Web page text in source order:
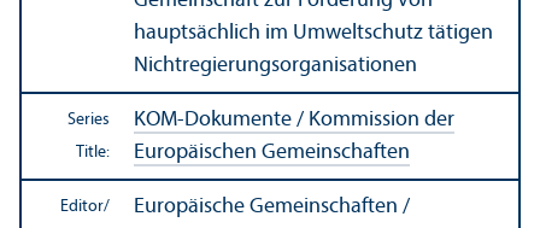
hauptsächlich im Umweltschutz tätigen
Nichtregierungsorganisationen
Series
Title:
KOM-Dokumente / Kommission der
Europäischen Gemeinschaften
Editor/
Europäische Gemeinschaften /